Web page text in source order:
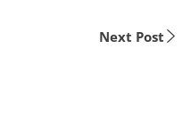
Next Post